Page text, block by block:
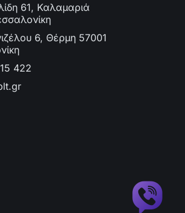
61, Καλαμαριά
6, Θέρμη 57001
422